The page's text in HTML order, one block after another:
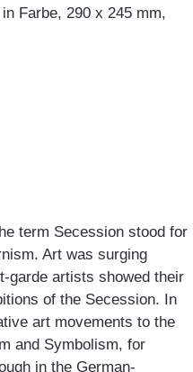
Farbe, 290 x 245 mm,
term Secession stood for
Art was surging
garde artists showed their
of the Secession. In
art movements to the
and Symbolism, for
in the German-